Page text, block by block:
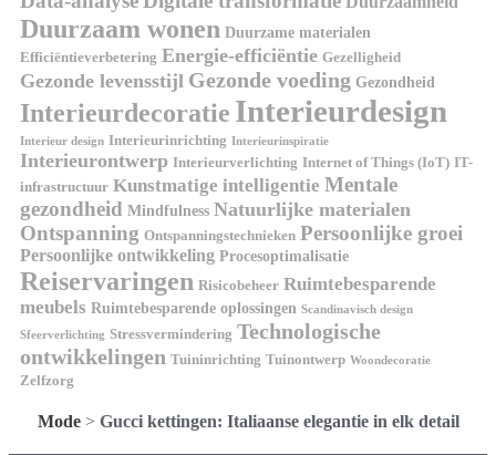
Duurzaam wonen Duurzame materialen
Efficiëntieverbetering Energie-efficiëntie Gezelligheid
Gezonde levensstijl Gezonde voeding Gezondheid
Interieurdecoratie Interieurdesign
Interieur design Interieurinrichting Interieurinspiratie
Interieurontwerp Interieurverlichting Internet of Things (IoT) IT-
infrastructuur Kunstmatige intelligentie Mentale
gezondheid Mindfulness Natuurlijke materialen
Ontspanning Ontspanningstechnieken Persoonlijke groei
Persoonlijke ontwikkeling Procesoptimalisatie
Reiservaringen Risicobeheer Ruimtebesparende
meubels Ruimtebesparende oplossingen Scandinavisch design
Sfeerverlichting Stressvermindering Technologische
ontwikkelingen Tuininrichting Tuinontwerp Woondecoratie
Zelfzorg
Mode> Gucci kettingen: Italiaanse elegantie in elk detail